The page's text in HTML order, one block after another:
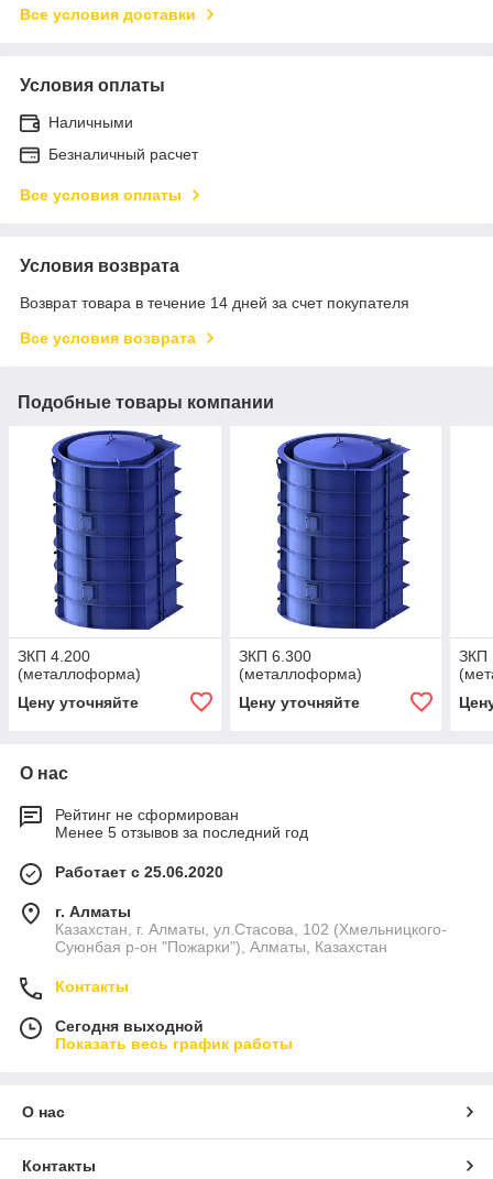
Все условия доставки
Условия оплаты
Наличными
Безналичный расчет
Все условия оплаты
Условия возврата
Возврат товара в течение 14 дней за счет покупателя
Все условия возврата
Подобные товары компании
ЗКП 4.200
(металлоформа)
Цену уточняйте
ЗКП 6.300
(металлоформа)
Цену уточняйте
ЗКП
О нас
Рейтинг не сформирован
Менее 5 отзывов за последний год
Работает с 25.06.2020
г. Алматы
Казахстан, г. Алматы, ул.Стасова, 102 (Хмельницкого-
Суюнбая р-он "Пожарки"), Алматы, Казахстан
Контакты
Сегодня выходной
Показать весь график работы
О нас
Контакты